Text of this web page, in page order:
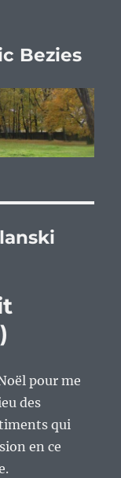
Bezies
pour me
des
qui
en ce